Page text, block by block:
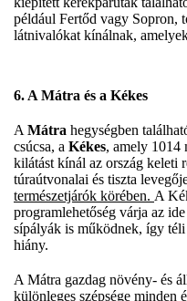
például Fertőd vagy Sopron,
látnivalókat kínálnak,
6. A Mátra és a Kékes
A Mátra hegységben
csúcsa, a Kékes, amely 1014
kilátást kínál az ország keleti
túraútvonalai és tiszta
természetjárók körében. A
programlehetőség várja az
sípályák is működnek, így téli
hiány.
A Mátra gazdag növény- és
különleges szépsége minden